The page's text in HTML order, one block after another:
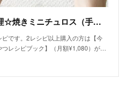
揚げずにオーブン調理☆焼きミニチュロス（手作り犬おやつレシピ）/単品購入｜いちかわあやこ（犬ごはん先生）｜note
です。2レシピ以上購入の方は【今
つレシピブック】（月額¥1,080）が…